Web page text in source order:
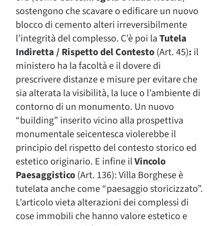
sostengono che scavare o edificare un nuovo
blocco di cemento alteri irreversibilmente
l’integrità del complesso. C’è poi laTutela
Indiretta / Rispetto del Contesto(Art. 45): il
ministero ha la facoltà e il dovere di
prescrivere distanze e misure per evitare che
sia alterata la visibilità, la luce o l’ambiente di
contorno di un monumento. Un nuovo
“building” inserito vicino alla prospettiva
monumentale seicentesca violerebbe il
principio del rispetto del contesto storico ed
estetico originario. E infine ilVincolo
Paesaggistico(Art. 136): Villa Borghese è
tutelata anche come “paesaggio storicizzato”.
L’articolo vieta alterazioni dei complessi di
cose immobili che hanno valore estetico e